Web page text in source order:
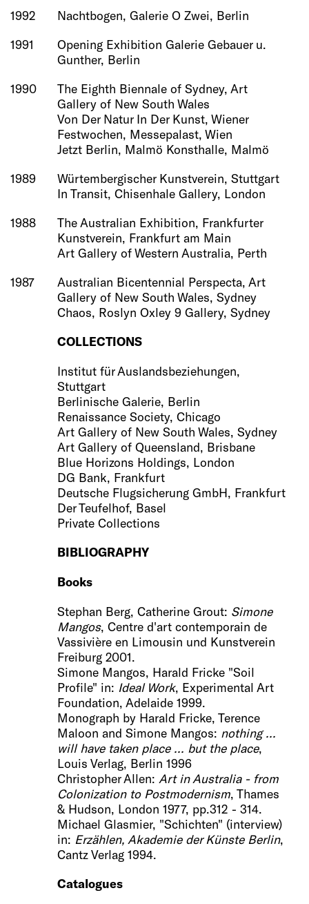
1992
Nachtbogen, Galerie O Zwei, Berlin
1991
Opening Exhibition Galerie Gebauer u.
Gunther, Berlin
1990
The Eighth Biennale of Sydney, Art
Gallery of New South Wales
Von Der Natur In Der Kunst, Wiener
Festwochen, Messepalast, Wien
Jetzt Berlin, Malmö Konsthalle, Malmö
1989
Würtembergischer Kunstverein, Stuttgart
In Transit, Chisenhale Gallery, London
1988
The Australian Exhibition, Frankfurter
Kunstverein, Frankfurt am Main
Art Gallery of Western Australia, Perth
1987
Australian Bicentennial Perspecta, Art
Gallery of New South Wales, Sydney
Chaos, Roslyn Oxley 9 Gallery, Sydney
COLLECTIONS
Institut für Auslandsbeziehungen,
Stuttgart
Berlinische Galerie, Berlin
Renaissance Society, Chicago
Art Gallery of New South Wales, Sydney
Art Gallery of Queensland, Brisbane
Blue Horizons Holdings, London
DG Bank, Frankfurt
Deutsche Flugsicherung GmbH, Frankfurt
Der Teufelhof, Basel
Private Collections
BIBLIOGRAPHY
Books
Stephan Berg, Catherine Grout: Simone
Mangos, Centre d'art contemporain de
Vassivière en Limousin und Kunstverein
Freiburg 2001.
Simone Mangos, Harald Fricke "Soil
Profile" in: Ideal Work, Experimental Art
Foundation, Adelaide 1999.
Monograph by Harald Fricke, Terence
Maloon and Simone Mangos: nothing ...
will have taken place ... but the place,
Louis Verlag, Berlin 1996
Christopher Allen: Art in Australia - from
Colonization to Postmodernism, Thames
& Hudson, London 1977, pp.312 - 314.
Michael Glasmier, "Schichten" (interview)
in: Erzählen, Akademie der Künste Berlin,
Cantz Verlag 1994.
Catalogues